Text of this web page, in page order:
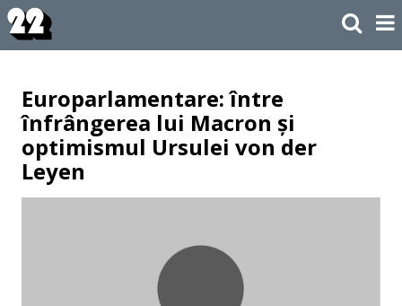
Europarlamentare: între
înfrângerea lui Macron și
optimismul Ursulei von der
Leyen